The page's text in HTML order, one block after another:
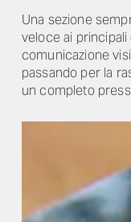
Una sezione
veloce ai principali
comunicazione
passando per la
un completo